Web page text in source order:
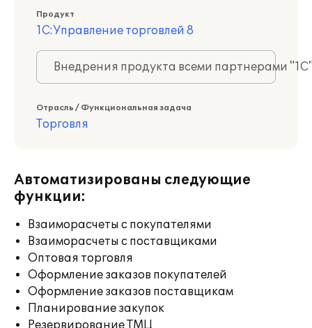
Продукт
1С:Управление торговлей 8
Внедрения продукта всеми партнерами
Отрасль / Функциональная задача
Торговля
Автоматизированы следующие
функции:
Взаиморасчеты с покупателями
Взаиморасчеты с поставщиками
Оптовая торговля
Оформление заказов покупателей
Оформление заказов поставщикам
Планирование закупок
Резервирование ТМЦ